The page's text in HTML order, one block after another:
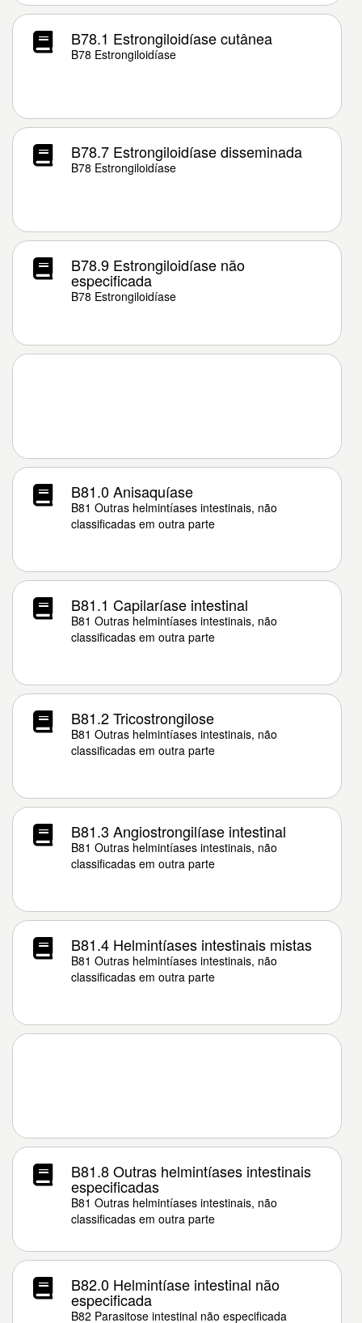
B78.1 Estrongiloidíase cutânea
B78 Estrongiloidíase
B78.7 Estrongiloidíase disseminada
B78 Estrongiloidíase
B78.9 Estrongiloidíase não
especificada
B78 Estrongiloidíase
B81.0 Anisaquíase
B81 Outras helmintíases intestinais, não
classificadas em outra parte
B81.1 Capilaríase intestinal
B81 Outras helmintíases intestinais, não
classificadas em outra parte
B81.2 Tricostrongilose
B81 Outras helmintíases intestinais, não
classificadas em outra parte
B81.3 Angiostrongilíase intestinal
B81 Outras helmintíases intestinais, não
classificadas em outra parte
B81.4 Helmintíases intestinais mistas
B81 Outras helmintíases intestinais, não
classificadas em outra parte
B81.8 Outras helmintíases intestinais
especificadas
B81 Outras helmintíases intestinais, não
classificadas em outra parte
B82.0 Helmintíase intestinal não
especificada
B82 Parasitose intestinal não especificada